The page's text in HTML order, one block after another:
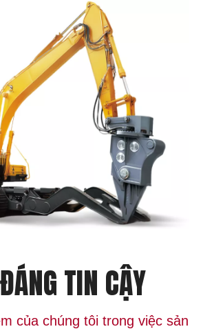
TIN CẬY
của chúng tôi trong việc sản